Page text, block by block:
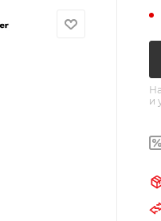
и